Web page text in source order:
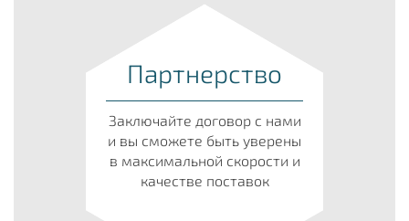
Партнерство
Заключайте договор с нами
и вы сможете быть уверены
в максимальной скорости и
качестве поставок